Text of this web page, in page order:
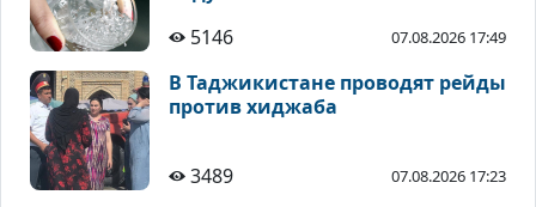
5146
07.08.2026 17:49
В Таджикистане проводят рейды
против хиджаба
3489 07.08.2026 17:23